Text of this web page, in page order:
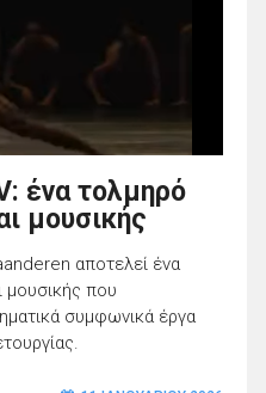
ένα τολμηρό
μουσικής
αποτελεί ένα
μουσικής που
συμφωνικά έργα